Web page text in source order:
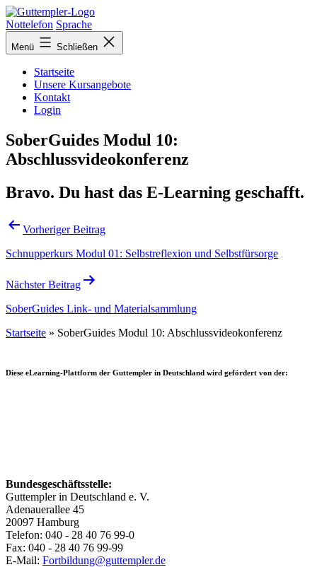
Zurück
zur
Übersicht
Nottelefon Sprache
Menü Schließen
Startseite
Unsere Kursangebote
Kontakt
Login
SoberGuides Modul 10:
Abschlussvideokonferenz
Bravo. Du hast das E-Learning geschafft.
Beitragsnavigation
Vorheriger Beitrag
Schnupperkurs Modul 01: Selbstreflexion und Selbstfürsorge
Nächster Beitrag
SoberGuides Link- und Materialsammlung
Startseite » SoberGuides Modul 10: Abschlussvideokonferenz
Diese eLearning-Plattform der Guttempler in Deutschland wird gefördert von der:
Bundesgeschäftsstelle:
Guttempler in Deutschland e. V.
Adenauerallee 45
20097 Hamburg
Telefon: 040 - 28 40 76 99-0
Fax: 040 - 28 40 76 99-99
E-Mail: Fortbildung@guttempler.de